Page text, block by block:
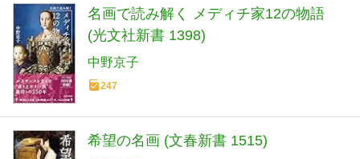
名画で読み解く メディチ家12の物語
(光文社新書 1398)
中野京子
247
希望の名画 (文春新書 1515)